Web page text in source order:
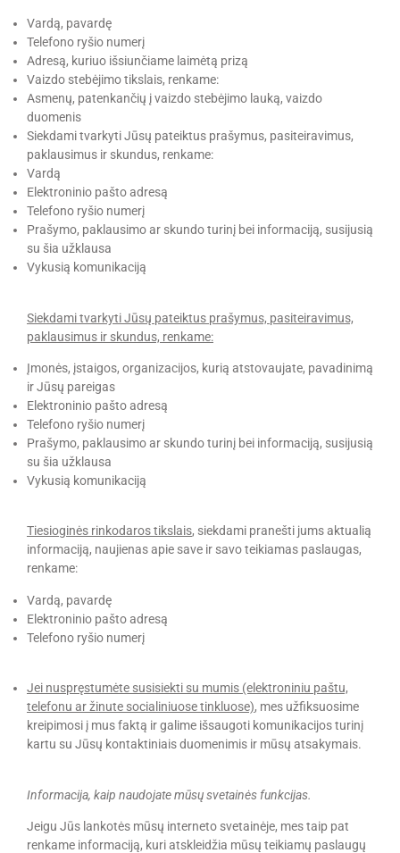
Vardą, pavardę
Telefono ryšio numerį
Adresą, kuriuo išsiunčiame laimėtą prizą
Vaizdo stebėjimo tikslais, renkame:
Asmenų, patenkančių į vaizdo stebėjimo lauką, vaizdo
duomenis
Siekdami tvarkyti Jūsų pateiktus prašymus, pasiteiravimus,
paklausimus ir skundus, renkame:
Vardą
Elektroninio pašto adresą
Telefono ryšio numerį
Prašymo, paklausimo ar skundo turinį bei informaciją, susijusią
su šia užklausa
Vykusią komunikaciją
Siekdami tvarkyti Jūsų pateiktus prašymus, pasiteiravimus,
paklausimus ir skundus, renkame:
Įmonės, įstaigos, organizacijos, kurią atstovaujate, pavadinimą
ir Jūsų pareigas
Elektroninio pašto adresą
Telefono ryšio numerį
Prašymo, paklausimo ar skundo turinį bei informaciją, susijusią
su šia užklausa
Vykusią komunikaciją
Tiesioginės rinkodaros tikslais, siekdami pranešti jums aktualią
informaciją, naujienas apie save ir savo teikiamas paslaugas,
renkame:
Vardą, pavardę
Elektroninio pašto adresą
Telefono ryšio numerį
Jei nuspręstumėte susisiekti su mumis (elektroniniu paštu,
telefonu ar žinute socialiniuose tinkluose), mes užfiksuosime
kreipimosi į mus faktą ir galime išsaugoti komunikacijos turinį
kartu su Jūsų kontaktiniais duomenimis ir mūsų atsakymais.
Informacija, kaip naudojate mūsų svetainės funkcijas.
Jeigu Jūs lankotės mūsų interneto svetainėje, mes taip pat
renkame informaciją, kuri atskleidžia mūsų teikiamų paslaugų